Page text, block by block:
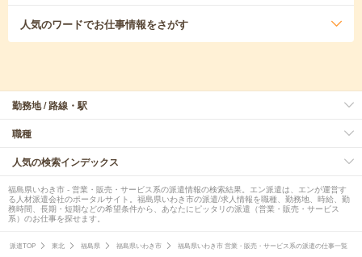
人気のワードでお仕事情報をさがす
勤務地 / 路線・駅
職種
人気の検索インデックス
福島県いわき市 - 営業・販売・サービス系の派遣情報の検索結果。エン派遣は、エンが運営す
る人材派遣会社のポータルサイト。福島県いわき市の派遣/求人情報を職種、勤務地、時給、勤
務時間、長期・短期などの希望条件から、あなたにピッタリの派遣（営業・販売・サービス
系）のお仕事を探せます。
派遣TOP 東北 福島県 福島県いわき市 福島県いわき市 営業・販売・サービス系の派遣の仕事一覧